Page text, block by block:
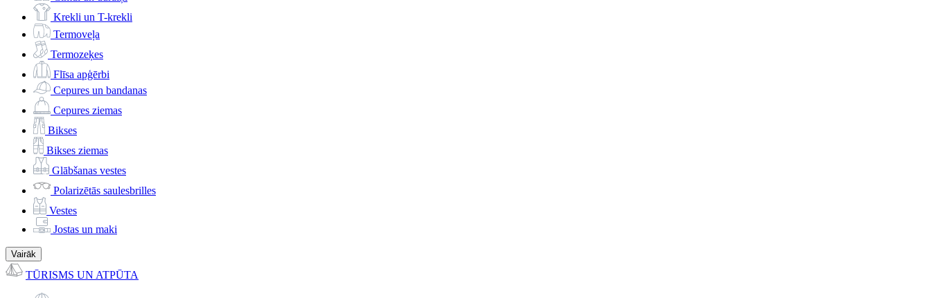
Krekli un T-krekli
Termoveļa
Termozeķes
Flīsa apģērbi
Cepures un bandanas
Cepures ziemas
Bikses
Bikses ziemas
Glābšanas vestes
Polarizētās saulesbrilles
Vestes
Jostas un maki
Vairāk
TŪRISMS UN ATPŪTA